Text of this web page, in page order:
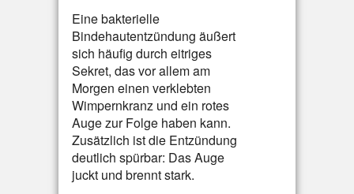
Eine bakterielle
Bindehautentzündung äußert
sich häufig durch eitriges
Sekret, das vor allem am
Morgen einen verklebten
Wimpernkranz und ein rotes
Auge zur Folge haben kann.
Zusätzlich ist die Entzündung
deutlich spürbar: Das Auge
juckt und brennt stark.